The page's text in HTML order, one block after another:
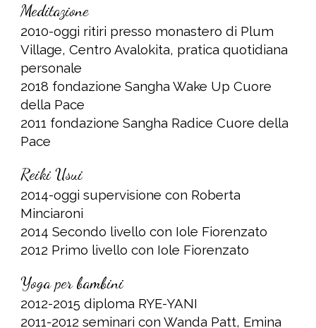
Meditazione
2010-oggi ritiri presso monastero di Plum
Village, Centro Avalokita, pratica quotidiana
personale
2018 fondazione Sangha Wake Up Cuore
della Pace
2011 fondazione Sangha Radice Cuore della
Pace
Reiki Usui
2014-oggi supervisione con Roberta
Minciaroni
2014 Secondo livello con Iole Fiorenzato
2012 Primo livello con Iole Fiorenzato
Yoga per bambini
2012-2015 diploma RYE-YANI
2011-2012 seminari con Wanda Patt, Emina